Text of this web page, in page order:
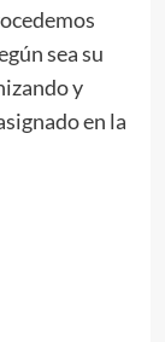
sea su
y
en la